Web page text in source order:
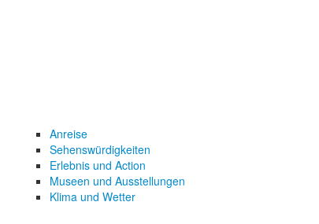
Anreise
Sehenswürdigkeiten
Erlebnis und Action
Museen und Ausstellungen
Klima und Wetter